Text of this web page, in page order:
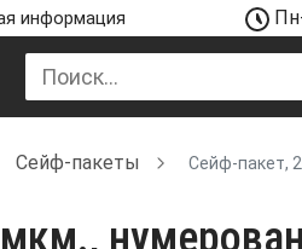
информация
Сейф-пакеты Сейф-пакет,